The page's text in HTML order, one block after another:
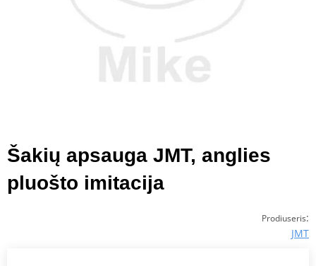
Šakių apsauga JMT, anglies
pluošto imitacija
Prodiuseris:
JMT